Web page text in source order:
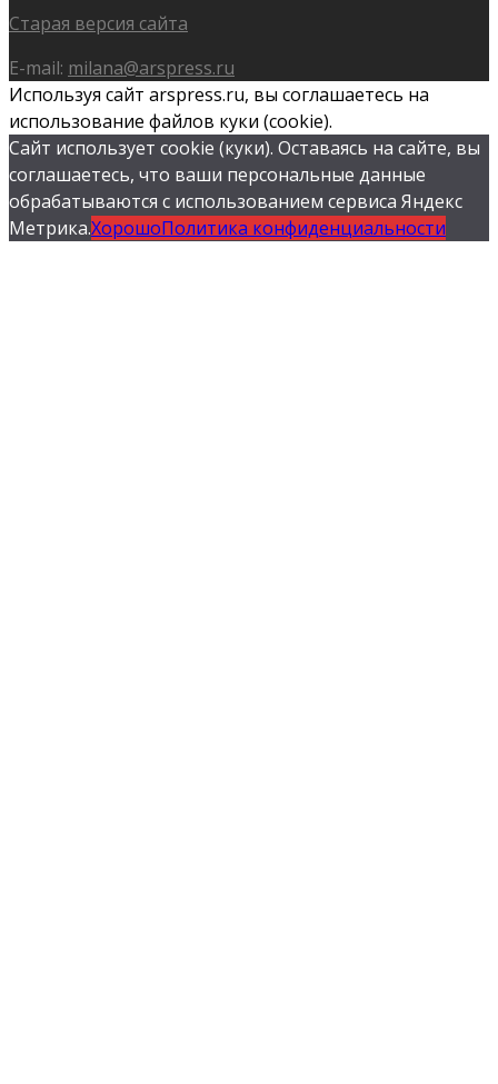
Старая версия сайта
E-mail: milana@arspress.ru
Используя сайт arspress.ru, вы соглашаетесь на
использование файлов куки (cookie).
Сайт использует cookie (куки). Оставаясь на сайте, вы
соглашаетесь, что ваши персональные данные
обрабатываются с использованием сервиса Яндекс
Метрика.ХорошоПолитика конфиденциальности